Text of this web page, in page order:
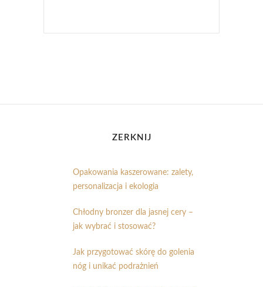
ZERKNIJ
Opakowania kaszerowane: zalety,
personalizacja i ekologia
Chłodny bronzer dla jasnej cery –
jak wybrać i stosować?
Jak przygotować skórę do golenia
nóg i unikać podrażnień